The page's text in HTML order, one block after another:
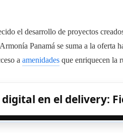
el desarrollo de proyectos
Panamá se suma a la oferta
a amenidades que enriquecen la
en el delivery: